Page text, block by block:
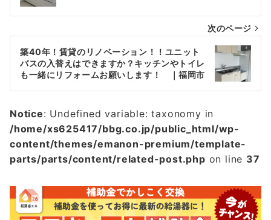
ナ
ビ
ゲ
ー
シ
ョ
ン
次のページ
築40年！賃貸のリノベーション！！ユニット
バスの入替えはできますか？キッチンやトイレ
も一緒にリフォームお願いします！ ｜福岡市
Notice: Undefined variable: taxonomy in
/home/xs625417/bbg.co.jp/public_html/wp-
content/themes/emanon-premium/template-
parts/parts/content/related-post.php on line 37